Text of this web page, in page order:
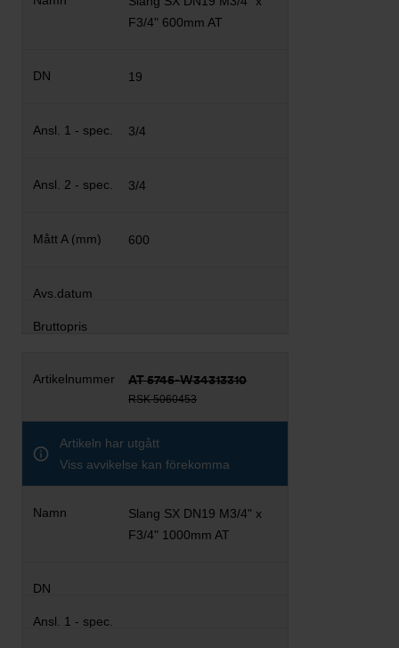
F3/4" 600mm AT
19
3/4
3/4
600
AT 5745-W34313310
RSK 5060453
Artikeln har utgått
Viss avvikelse kan förekomma
Slang SX DN19 M3/4" x
F3/4" 1000mm AT